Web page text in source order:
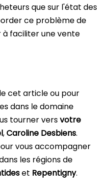
que sur l'état des
ce problème de
faciliter une vente
cet article ou pour
dans le domaine
tourner versvotre
,Caroline Desbiens.
vous accompagner
les régions de
et Repentigny.